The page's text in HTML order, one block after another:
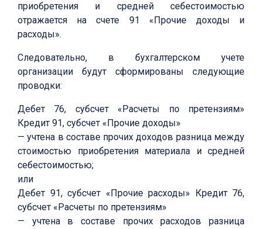
приобретения и средней себестоимостью
отражается на счете 91 «Прочие доходы и
расходы».
Следовательно, в бухгалтерском учете
организации будут сформированы следующие
проводки:
Дебет 76, субсчет «Расчеты по претензиям»
Кредит 91, субсчет «Прочие доходы»
— учтена в составе прочих доходов разница между
стоимостью приобретения материала и средней
себестоимостью;
или
Дебет 91, субсчет «Прочие расходы» Кредит 76,
субсчет «Расчеты по претензиям»
— учтена в составе прочих расходов разница